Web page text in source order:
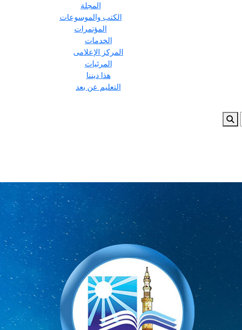
المجلة
الكتب والموسوعات
المؤتمرات
الخدمات
المركز الإعلامى
المرئيات
هذا ديننا
التعليم عن بعد